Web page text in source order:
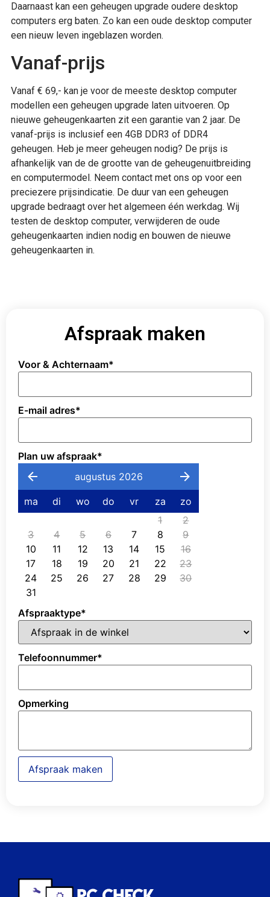
Daarnaast kan een geheugen upgrade oudere desktop
computers erg baten. Zo kan een oude desktop computer
een nieuw leven ingeblazen worden.
Vanaf-prijs
Vanaf € 69,- kan je voor de meeste desktop computer
modellen een geheugen upgrade laten uitvoeren. Op
nieuwe geheugenkaarten zit een garantie van 2 jaar. De
vanaf-prijs is inclusief een 4GB DDR3 of DDR4
geheugen. Heb je meer geheugen nodig? De prijs is
afhankelijk van de de grootte van de geheugenuitbreiding
en computermodel. Neem contact met ons op voor een
preciezere prijsindicatie. De duur van een geheugen
upgrade bedraagt over het algemeen één werkdag. Wij
testen de desktop computer, verwijderen de oude
geheugenkaarten indien nodig en bouwen de nieuwe
geheugenkaarten in.
Afspraak maken
Voor & Achternaam*
E-mail adres*
Plan uw afspraak*
augustus 2026
ma di wo do vr za
zo
1
2
3
4 5 6 7 8
9
10
11 12 13 14 15
16
17
18 19 20 21 22
23
24
25 26 27 28 29
30
31
Afspraaktype*
Telefoonnummer*
Opmerking
Afspraak maken